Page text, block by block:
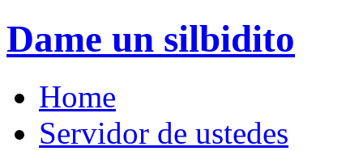
Dame un silbidito
Home
Servidor de ustedes